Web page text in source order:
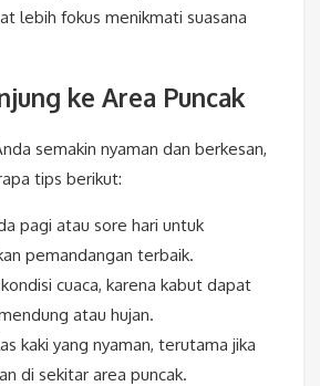
lebih fokus menikmati suasana
ke Area Puncak
semakin nyaman dan berkesan,
tips berikut:
pagi atau sore hari untuk
pemandangan terbaik.
cuaca, karena kabut dapat
atau hujan.
kaki yang nyaman, terutama jika
di sekitar area puncak.